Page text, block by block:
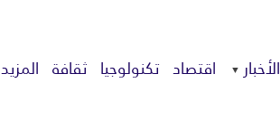
الأخبار اقتصاد تكنولوجيا ثقافة المزيد